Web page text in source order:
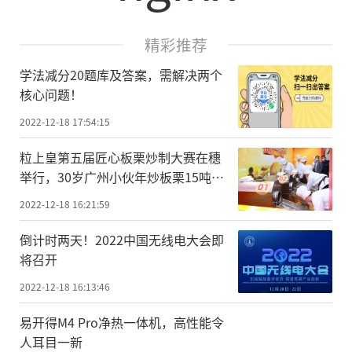
精彩推荐
学法减分20题库及答案，需解决两个
核心问题！
2022-12-18 17:54:15
粒上皇第五届匠心板栗炒制大赛在穗
举行，30岁广州小伙年炒板栗15吨夺
2022-12-18 16:21:59
倒计时两天！2022中国无线电大会即
将召开
2022-12-18 16:13:46
易开得M4 Pro净热一体机，高性能令
人耳目一新